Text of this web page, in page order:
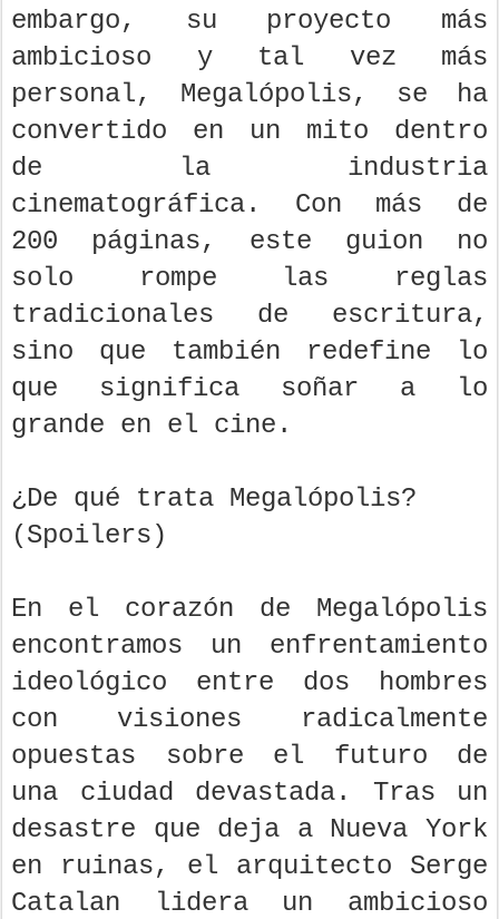
embargo, su proyecto más
ambicioso y tal vez más
personal, Megalópolis, se ha
convertido en un mito dentro
de la industria
cinematográfica. Con más de
200 páginas, este guion no
solo rompe las reglas
tradicionales de escritura,
sino que también redefine lo
que significa soñar a lo
grande en el cine.
¿De qué trata Megalópolis?
(Spoilers)
En el corazón de Megalópolis
encontramos un enfrentamiento
ideológico entre dos hombres
con visiones radicalmente
opuestas sobre el futuro de
una ciudad devastada. Tras un
desastre que deja a Nueva York
en ruinas, el arquitecto Serge
Catalan lidera un ambicioso